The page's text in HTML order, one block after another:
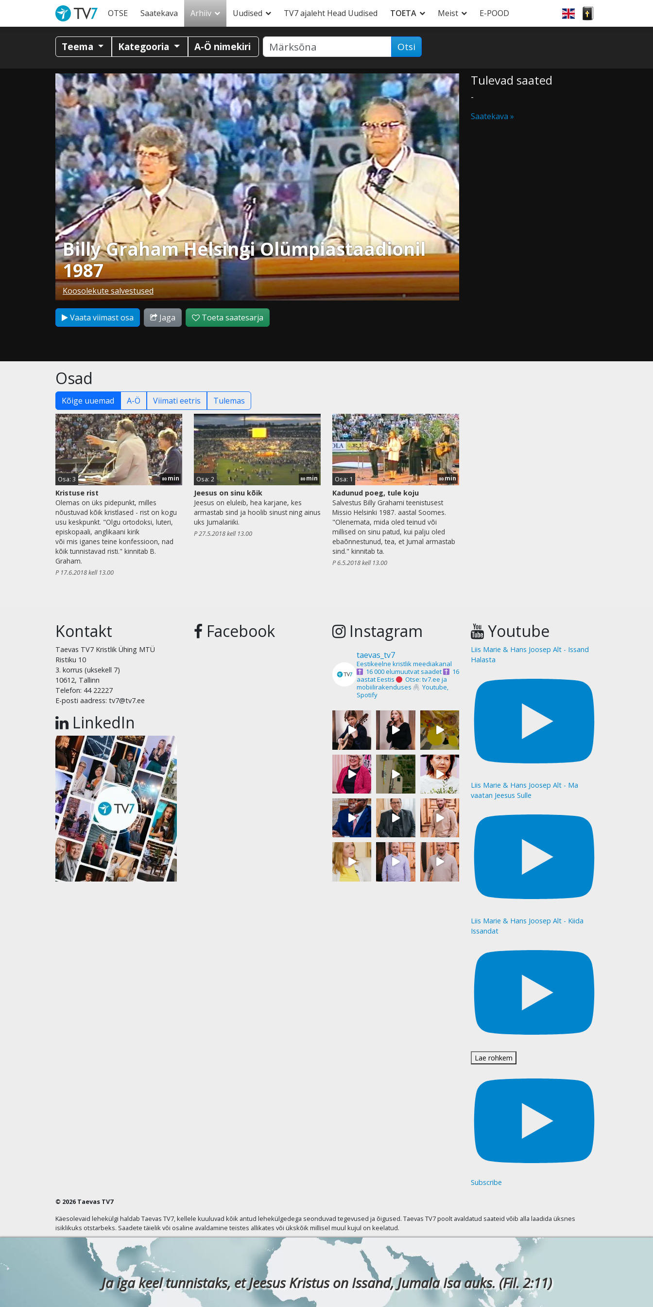
OTSE Saatekava Arhiiv Uudised TV7 ajaleht Head Uudised TOETA Meist E-POOD
Teema Kategooria A-Ö nimekiri Otsi
Billy Graham Helsingi Olümpiastaadionil
1987
Koosolekute salvestused
Vaata viimast osa Jaga Toeta saatesarja
Tulevad saated
-
Saatekava »
Osad
Kõige uuemad A-Ö Viimati eetris Tulemas
Osa: 3 80 min
Kristuse rist
Olemas on üks pidepunkt, milles
nõustuvad kõik kristlased - rist on kogu
usu keskpunkt. "Olgu ortodoksi, luteri,
episkopaali, anglikaani kirik
või mis iganes teine konfessioon, nad
kõik tunnistavad risti." kinnitab B.
Graham.
P 17.6.2018 kell 13.00
Osa: 2 80 min
Jeesus on sinu kõik
Jeesus on eluleib, hea karjane, kes
armastab sind ja hoolib sinust ning ainus
uks Jumalariiki.
P 27.5.2018 kell 13.00
Osa: 1 80min
Kadunud poeg, tule koju
Salvestus Billy Grahami teenistusest
Missio Helsinki 1987. aastal Soomes.
"Olenemata, mida oled teinud või
millised on sinu patud, kui palju oled
ebaõnnestunud, tea, et Jumal armastab
sind." kinnitab ta.
P 6.5.2018 kell 13.00
Kontakt
Taevas TV7 Kristlik Ühing MTÜ
Ristiku 10
3. korrus (uksekell 7)
10612, Tallinn
Telefon: 44 22227
E-posti aadress: tv7@tv7.ee
LinkedIn
Facebook Instagram
taevas_tv7
Eestikeelne kristlik meediakanal
16 000 elumuutvat saadet
16
aastat Eestis
Otse: tv7.ee ja
mobiilirakenduses
Youtube,
Spotify
Youtube
Liis Marie & Hans Joosep Alt - Issand
Halasta
Liis Marie & Hans Joosep Alt - Ma
vaatan Jeesus Sulle
Liis Marie & Hans Joosep Alt - Kiida
Issandat
Lae rohkem
Subscribe
© 2026 Taevas TV7
Käesolevaid lehekülgi haldab Taevas TV7, kellele kuuluvad kõik antud lehekülgedega seonduvad tegevused ja õigused. Taevas TV7 poolt avaldatud saateid võib alla laadida üksnes
isiklikuks otstarbeks. Saadete täielik või osaline avaldamine teistes allikates või ükskõik millisel muul kujul on keelatud.
Ja iga keel tunnistaks, et Jeesus Kristus on Issand, Jumala Isa auks. (Fil. 2:11)